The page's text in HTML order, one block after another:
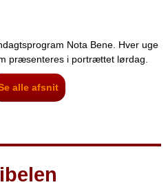
Nota Bene. Hver uge
præsenteres i portrættet lørdag.
alle afsnit